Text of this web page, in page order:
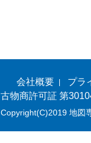
会社概要 プラ
古物商許可証 第
Copyright(C)2019 地図